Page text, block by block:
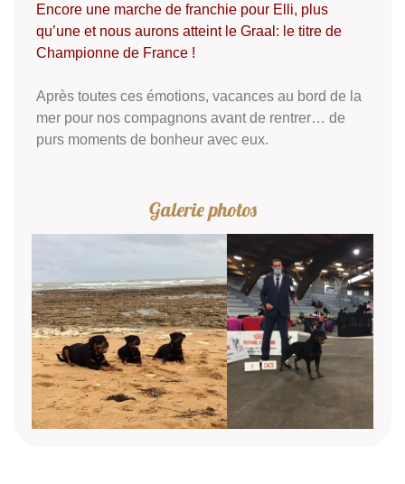
Encore une marche de franchie pour Elli, plus
qu’une et nous aurons atteint le Graal: le titre de
Championne de France !
Après toutes ces émotions, vacances au bord de la
mer pour nos compagnons avant de rentrer… de
purs moments de bonheur avec eux.